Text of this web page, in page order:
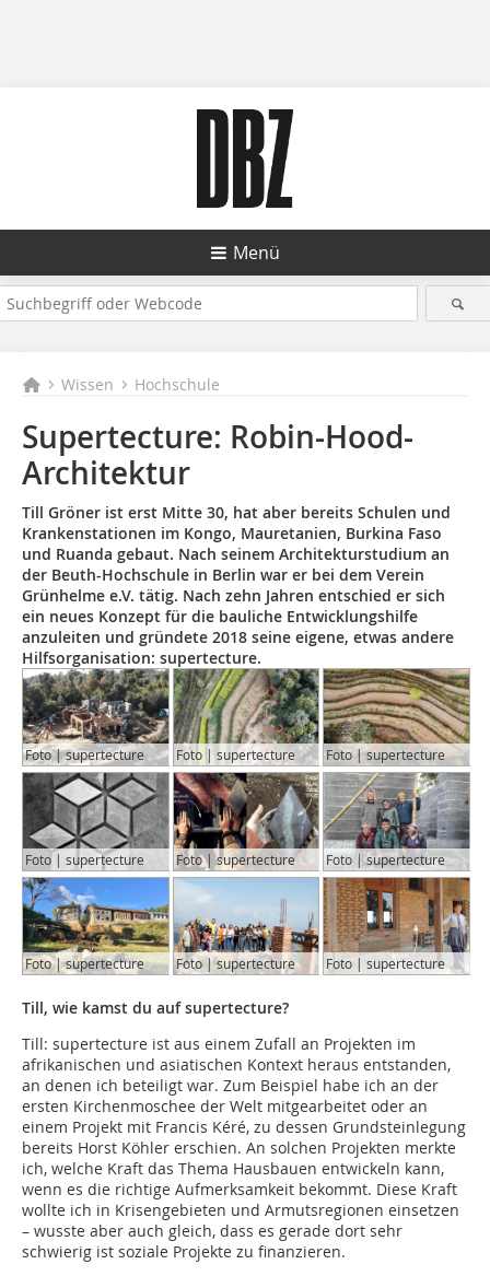
Menü
Wissen Hochschule
Supertecture: Robin-Hood-
Architektur
Till Gröner ist erst Mitte 30, hat aber bereits Schulen und
Krankenstationen im Kongo, Mauretanien, Burkina Faso
und Ruanda gebaut. Nach seinem Architekturstudium an
der Beuth-Hochschule in Berlin war er bei dem Verein
Grünhelme e.V. tätig. Nach zehn Jahren entschied er sich
ein neues Konzept für die bauliche Entwicklungshilfe
anzuleiten und gründete 2018 seine eigene, etwas andere
Hilfsorganisation: supertecture.
Foto | supertecture Foto | supertecture Foto | supertecture
Foto | supertecture Foto | supertecture Foto | supertecture
Foto | supertecture Foto | supertecture Foto | supertecture
Till, wie kamst du auf supertecture?
Till: supertecture ist aus einem Zufall an Projekten im
afrikanischen und asiatischen Kontext heraus entstanden,
an denen ich beteiligt war. Zum Beispiel habe ich an der
ersten Kirchenmoschee der Welt mitgearbeitet oder an
einem Projekt mit Francis Kéré, zu dessen Grundsteinlegung
bereits Horst Köhler erschien. An solchen Projekten merkte
ich, welche Kraft das Thema Hausbauen entwickeln kann,
wenn es die richtige Aufmerksamkeit bekommt. Diese Kraft
wollte ich in Krisengebieten und Armutsregionen einsetzen
– wusste aber auch gleich, dass es gerade dort sehr
schwierig ist soziale Projekte zu finanzieren.